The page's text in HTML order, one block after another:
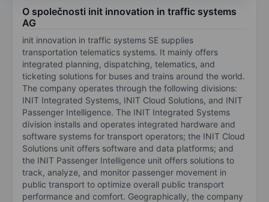
O společnosti init innovation in traffic systems
AG
init innovation in traffic systems SE supplies
transportation telematics systems. It mainly offers
integrated planning, dispatching, telematics, and
ticketing solutions for buses and trains around the world.
The company operates through the following divisions:
INIT Integrated Systems, INIT Cloud Solutions, and INIT
Passenger Intelligence. The INIT Integrated Systems
division installs and operates integrated hardware and
software systems for transport operators; the INIT Cloud
Solutions unit offers software and data platforms; and
the INIT Passenger Intelligence unit offers solutions to
track, analyze, and monitor passenger movement in
public transport to optimize overall public transport
performance and comfort. Geographically, the company